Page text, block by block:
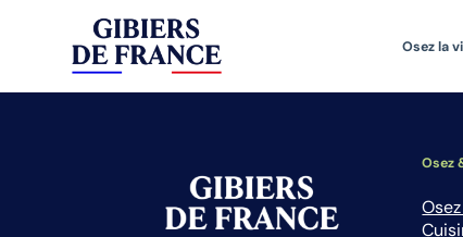
Osez la
Osez